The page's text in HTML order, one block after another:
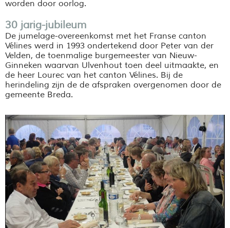
worden door oorlog.
30 jarig-jubileum
De jumelage-overeenkomst met het Franse canton
Vélines werd in 1993 ondertekend door Peter van der
Velden, de toenmalige burgemeester van Nieuw-
Ginneken waarvan Ulvenhout toen deel uitmaakte, en
de heer Lourec van het canton Vélines. Bij de
herindeling zijn de de afspraken overgenomen door de
gemeente Breda.